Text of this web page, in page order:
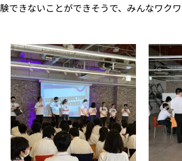
できないことができそうで、みんなワクワ